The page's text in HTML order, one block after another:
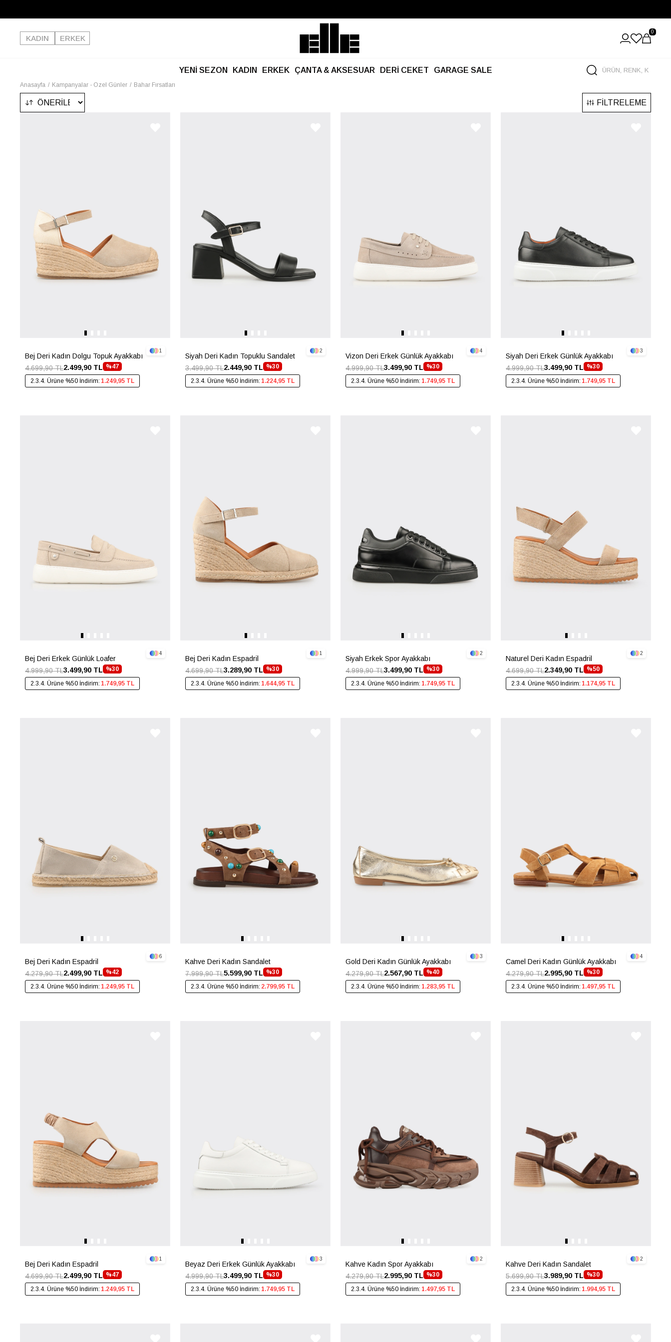
Kargo Ücretsiz!
KADIN
ERKEK
0
YENİ SEZON KADIN ERKEK ÇANTA & AKSESUAR DERİ CEKET GARAGE SALE
Anasayfa Kampanyalar - Özel Günler Bahar Fırsatları
FILTRELEME
Bej Deri Kadın Dolgu Topuk Ayakkabı
%47
2.499,90 TL
4.699,90 TL
2.3.4. Ürüne %50 İndirim: 1.249,95 TL
1
Siyah Deri Kadın Topuklu Sandalet
%30
2.449,90 TL
3.499,90 TL
2.3.4. Ürüne %50 İndirim: 1.224,95 TL
2
Vizon Deri Erkek Günlük Ayakkabı
%30
3.499,90 TL
4.999,90 TL
2.3.4. Ürüne %50 İndirim: 1.749,95 TL
4
Siyah Deri Erkek Günlük Ayakkabı
%30
3.499,90 TL
4.999,90 TL
2.3.4. Ürüne %50 İndirim: 1.749,95 TL
3
Bej Deri Erkek Günlük Loafer
%30
3.499,90 TL
4.999,90 TL
2.3.4. Ürüne %50 İndirim: 1.749,95 TL
4
Bej Deri Kadın Espadril
%30
3.289,90 TL
4.699,90 TL
2.3.4. Ürüne %50 İndirim: 1.644,95 TL
1
Siyah Erkek Spor Ayakkabı
%30
3.499,90 TL
4.999,90 TL
2.3.4. Ürüne %50 İndirim: 1.749,95 TL
2
Naturel Deri Kadın Espadril
%50
2.349,90 TL
4.699,90 TL
2.3.4. Ürüne %50 İndirim: 1.174,95 TL
2
Bej Deri Kadın Espadril
%42
2.499,90 TL
4.279,90 TL
2.3.4. Ürüne %50 İndirim: 1.249,95 TL
6
Kahve Deri Kadın Sandalet
%30
5.599,90 TL
7.999,90 TL
2.3.4. Ürüne %50 İndirim: 2.799,95 TL
Gold Deri Kadın Günlük Ayakkabı
%40
2.567,90 TL
4.279,90 TL
2.3.4. Ürüne %50 İndirim: 1.283,95 TL
3
Camel Deri Kadın Günlük Ayakkabı
%30
2.995,90 TL
4.279,90 TL
2.3.4. Ürüne %50 İndirim: 1.497,95 TL
4
Bej Deri Kadın Espadril
%47
2.499,90 TL
4.699,90 TL
2.3.4. Ürüne %50 İndirim: 1.249,95 TL
1
Beyaz Deri Erkek Günlük Ayakkabı
%30
3.499,90 TL
4.999,90 TL
2.3.4. Ürüne %50 İndirim: 1.749,95 TL
3
Kahve Kadın Spor Ayakkabı
%30
2.995,90 TL
4.279,90 TL
2.3.4. Ürüne %50 İndirim: 1.497,95 TL
2
Kahve Deri Kadın Sandalet
%30
3.989,90 TL
5.699,90 TL
2.3.4. Ürüne %50 İndirim: 1.994,95 TL
2